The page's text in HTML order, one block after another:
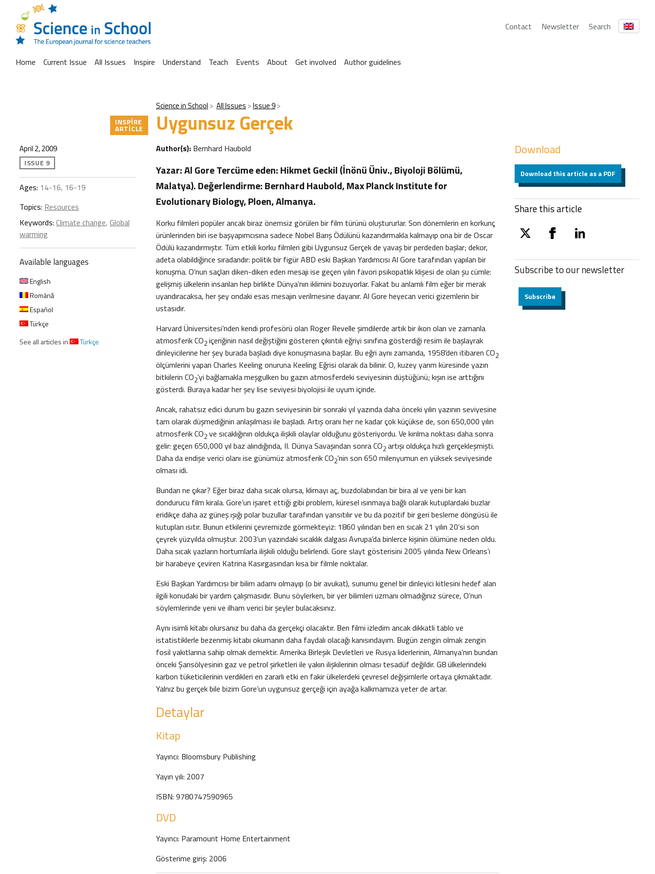
Contact Newsletter Search
Home Current Issue All Issues Inspire Understand Teach Events About Get involved Author guidelines
Science in School All Issues Issue 9
Uygunsuz Gerçek
INSPIRE
ARTICLE
April 2, 2009
ISSUE 9
Ages: 14-16, 16-19
Topics: Resources
Keywords: Climate change, Global
warming
Available languages
English
Română
Español
Türkçe
See all articles in
Türkçe
Author(s): Bernhard Haubold
Yazar: Al Gore Tercüme eden: Hikmet Geckil (İnönü Üniv., Biyoloji Bölümü,
Malatya). Değerlendirme: Bernhard Haubold, Max Planck Institute for
Evolutionary Biology, Ploen, Almanya.
Korku filmleri popüler ancak biraz önemsiz görülen bir film türünü oluştururlar. Son dönemlerin en korkunç
ürünlerinden biri ise başyapımcısına sadece Nobel Barış Ödülünü kazandırmakla kalmayıp ona bir de Oscar
Ödülü kazandırmıştır. Tüm etkili korku filmleri gibi Uygunsuz Gerçek de yavaş bir perdeden başlar; dekor,
adeta olabildiğince sıradandır: politik bir figür ABD eski Başkan Yardımcısı Al Gore tarafından yapılan bir
konuşma. O’nun saçları diken-diken eden mesajı ise geçen yılın favori psikopatlık klişesi de olan şu cümle:
gelişmiş ülkelerin insanları hep birlikte Dünya’nın iklimini bozuyorlar. Fakat bu anlamlı film eğer bir merak
uyandıracaksa, her şey ondaki esas mesajın verilmesine dayanır. Al Gore heyecan verici gizemlerin bir
ustasıdır.
Harvard Üniversitesi’nden kendi profesörü olan Roger Revelle şimdilerde artık bir ikon olan ve zamanla
atmosferik CO2 içeriğinin nasıl değiştiğini gösteren çıkıntılı eğriyi sınıfına gösterdiği resim ile başlayrak
dinleyicilerine her şey burada başladı diye konuşmasına başlar. Bu eğri aynı zamanda, 1958’den itibaren CO2
ölçümlerini yapan Charles Keeling onuruna Keeling Eğrisi olarak da bilinir. O, kuzey yarım küresinde yazın
bitkilerin CO2’yi bağlamakla meşgulken bu gazın atmosferdeki seviyesinin düştüğünü; kışın ise arttığını
gösterdi. Buraya kadar her şey lise seviyesi biyolojisi ile uyum içinde.
Ancak, rahatsız edici durum bu gazın seviyesinin bir sonraki yıl yazında daha önceki yılın yazının seviyesine
tam olarak düşmediğinin anlaşılması ile başladı. Artış oranı her ne kadar çok küçükse de, son 650,000 yılın
atmosferik CO2 ve sıcaklığının oldukça ilişkili olaylar olduğunu gösteriyordu. Ve kırılma noktası daha sonra
gelir: geçen 650,000 yıl baz alındığında, II. Dünya Savaşından sonra CO2 artışı oldukça hızlı gerçekleşmişti.
Daha da endişe verici olanı ise günümüz atmosferik CO2’nin son 650 milenyumun en yüksek seviyesinde
olması idi.
Bundan ne çıkar? Eğer biraz daha sıcak olursa, klimayı aç, buzdolabından bir bira al ve yeni bir kan
dondurucu film kirala. Gore’un işaret ettiği gibi problem, küresel ısınmaya bağlı olarak kutuplardaki buzlar
eridikçe daha az güneş ışığı polar buzullar tarafından yansıtılır ve bu da pozitif bir geri besleme döngüsü ile
kutupları ısıtır. Bunun etkilerini çevremizde görmekteyiz: 1860 yılından beri en sıcak 21 yılın 20’si son
çeyrek yüzyılda olmuştur. 2003’un yazındaki sıcaklık dalgası Avrupa’da binlerce kişinin ölümüne neden oldu.
Daha sıcak yazların hortumlarla ilişkili olduğu belirlendi. Gore slayt gösterisini 2005 yılında New Orleans’ı
bir harabeye çeviren Katrina Kasırgasından kısa bir filmle noktalar.
Eski Başkan Yardımcısı bir bilim adamı olmayıp (o bir avukat), sunumu genel bir dinleyici kitlesini hedef alan
ilgili konudaki bir yardım çalışmasıdır. Bunu söylerken, bir yer bilimleri uzmanı olmadığınız sürece, O’nun
söylemlerinde yeni ve ilham verici bir şeyler bulacaksınız.
Aynı isimli kitabı olursanız bu daha da gerçekçi olacaktır. Ben filmi izledim ancak dikkatli tablo ve
istatistiklerle bezenmiş kitabı okumanın daha faydalı olacağı kanısındayım. Bugün zengin olmak zengin
fosil yakıtlarına sahip olmak demektir. Amerika Birleşik Devletleri ve Rusya liderlerinin, Almanya’nın bundan
önceki Şansölyesinin gaz ve petrol şirketleri ile yakın ilişkilerinin olması tesadüf değildir. G8 ülkelerindeki
karbon tüketicilerinin verdikleri en zararlı etki en fakir ülkelerdeki çevresel değişimlerle ortaya çıkmaktadır.
Yalnız bu gerçek bile bizim Gore’un uygunsuz gerçeği için ayağa kalkmamıza yeter de artar.
Detaylar
Kitap
Yayıncı: Bloomsbury Publishing
Yayın yılı: 2007
ISBN: 9780747590965
DVD
Yayıncı: Paramount Home Entertainment
Gösterime giriş: 2006
Download
Download this article as a PDF
Share this article
twitter facebooklinkedin
Subscribe to ournewsletter
Subscribe